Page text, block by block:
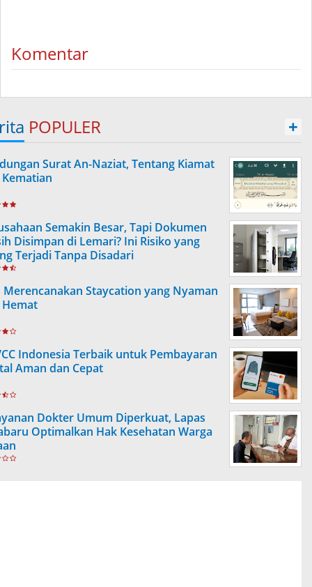
Komentar
POPULER +
Surat An-Naziat, Tentang Kiamat
Semakin Besar, Tapi Dokumen
Disimpan di Lemari? Ini Risiko yang
Terjadi Tanpa Disadari
Merencanakan Staycation yang Nyaman
Indonesia Terbaik untuk Pembayaran
Aman dan Cepat
Dokter Umum Diperkuat, Lapas
Optimalkan Hak Kesehatan Warga